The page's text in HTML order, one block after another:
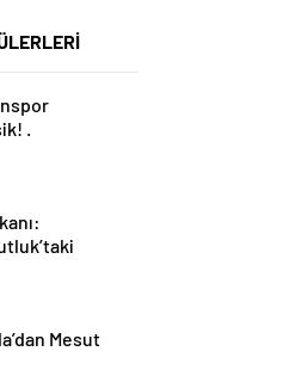
.
daha yüksek
Mesut